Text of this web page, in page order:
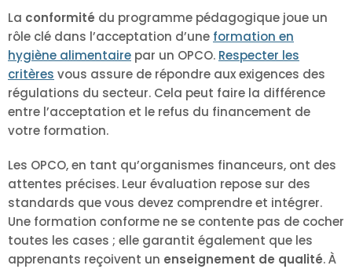
La conformité du programme pédagogique joue un
rôle clé dans l’acceptation d’une formation en
hygiène alimentaire par un OPCO. Respecter les
critères vous assure de répondre aux exigences des
régulations du secteur. Cela peut faire la différence
entre l’acceptation et le refus du financement de
votre formation.
Les OPCO, en tant qu’organismes financeurs, ont des
attentes précises. Leur évaluation repose sur des
standards que vous devez comprendre et intégrer.
Une formation conforme ne se contente pas de cocher
toutes les cases ; elle garantit également que les
apprenants reçoivent un enseignement de qualité. À